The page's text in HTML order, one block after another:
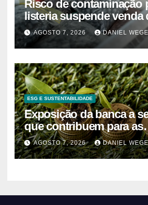
Risco de contaminação
listeria suspende venda
mirtilos em fábricas da
do Norte – Mix Vale
AGOSTO 7, 2026 DANIEL WEGE
ESG E SUSTENTABILIDADE
Exposição da banca a
que contribuem para as
alterações climáticas
nos 62%
AGOSTO 7, 2026 DANIEL WEGE